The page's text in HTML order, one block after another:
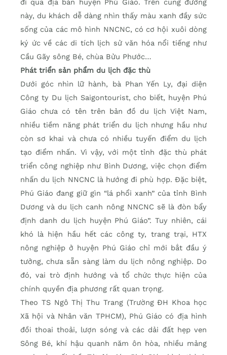
đi qua địa bàn huyện Phú Giáo. Trên cung đường
này, du khách dễ dàng nhìn thấy màu xanh đầy sức
sống của các mô hình NNCNC, có cơ hội xuôi dòng
ký ức về các di tích lịch sử văn hóa nổi tiếng như
Cầu Gãy sông Bé, chùa Bửu Phước…
Phát triển sản phẩm du lịch đặc thù
Dưới góc nhìn lữ hành, bà Phan Yến Ly, đại diện
Công ty Du lịch Saigontourist, cho biết, huyện Phú
Giáo chưa có tên trên bản đồ du lịch Việt Nam,
nhiều tiềm năng phát triển du lịch nhưng hầu như
còn sơ khai và chưa có nhiều tuyến điểm du lịch
tạo điểm nhấn. Vì vậy, với một tỉnh đặc thù phát
triển công nghiệp như Bình Dương, việc chọn điểm
nhấn du lịch NNCNC là hướng đi phù hợp. Đặc biệt,
Phú Giáo đang giữ gìn “lá phổi xanh” của tỉnh Bình
Dương và du lịch canh nông NNCNC sẽ là đòn bẩy
định danh du lịch huyện Phú Giáo”. Tuy nhiên, cái
khó là hiện hầu hết các công ty, trang trại, HTX
nông nghiệp ở huyện Phú Giáo chỉ mới bắt đầu ý
tưởng, chưa sẵn sàng làm du lịch nông nghiệp. Do
đó, vai trò định hướng và tổ chức thực hiện của
chính quyền địa phương rất quan trọng.
Theo TS Ngô Thị Thu Trang (Trường ĐH Khoa học
Xã hội và Nhân văn TPHCM), Phú Giáo có địa hình
đồi thoai thoải, lượn sóng và các dải đất hẹp ven
Sông Bé, khí hậu quanh năm ôn hòa, nhiều mảng